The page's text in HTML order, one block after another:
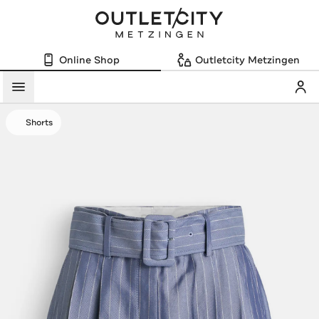
Online Shop Outletcity Metzingen
Menü
Shorts